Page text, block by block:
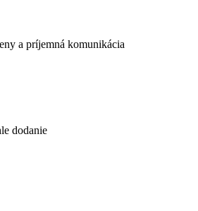
a príjemná komunikácia
dodanie